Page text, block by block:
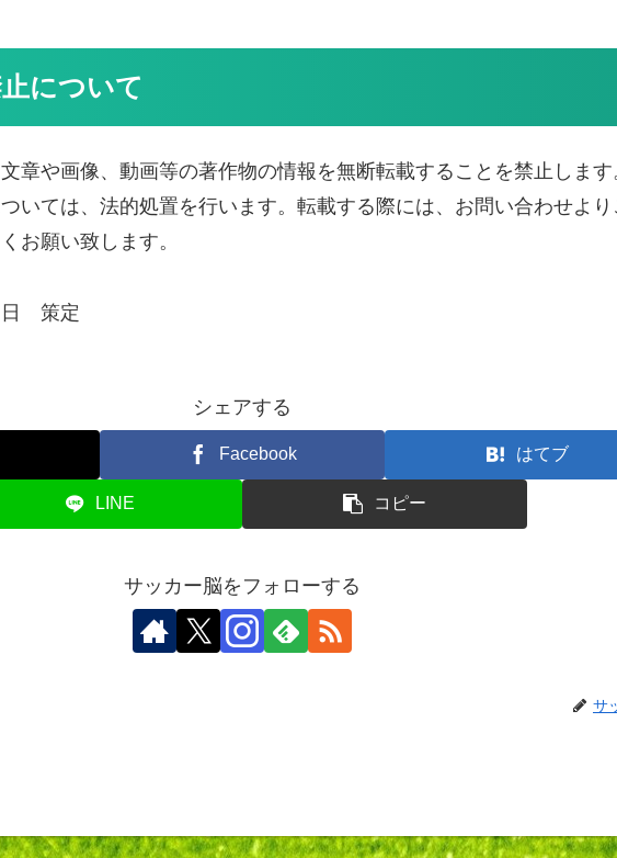
について
章や画像、動画等の著作物の情報を無断転載することを禁止します
いては、法的処置を行います。転載する際には、お問い合わせより
お願い致します。
日 策定
シェアする
Facebook はてブ
LINE コピー
サッカー脳をフォローする
サ